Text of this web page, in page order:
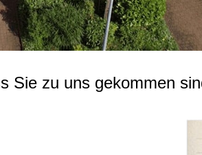
Sie zu uns gekommen